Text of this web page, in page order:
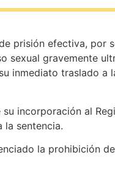
prisión efectiva, por
sexual gravemente
inmediato traslado a
incorporación al
la sentencia.
la prohibición